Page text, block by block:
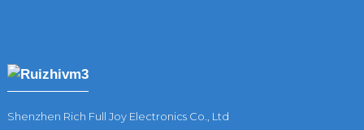
Shenzhen Rich Full Joy Electronics Co., Ltd